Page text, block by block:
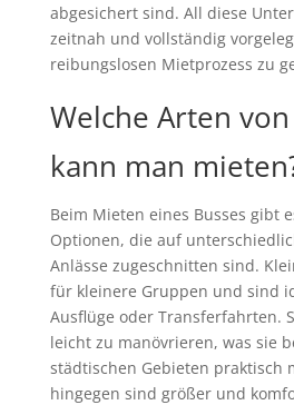
abgesichert sind. All diese
zeitnah und vollständig
reibungslosen Mietprozess zu
Welche Arten
kann man
Beim Mieten eines Busses gibt
Optionen, die auf
Anlässe zugeschnitten sind.
für kleinere Gruppen und sind
Ausflüge oder Transferfahrten.
leicht zu manövrieren, was sie
städtischen Gebieten praktisch
hingegen sind größer und